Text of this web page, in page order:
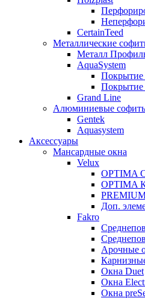
CertainTeed
Металлические
Металл
AquaSystem
Покрытие
Покрытие
Grand Line
Алюминиевые
Gentek
Aquasystem
Аксессуары
Мансардные окна
Velux
OPTIMA
OPTIMA
Доп.
Fakro
Арочные
Окна Duet
Окна
Окна